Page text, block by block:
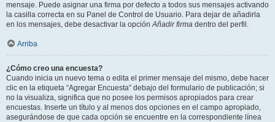
mensaje. Puede asignar una firma por defecto a todos sus mensajes activando
la casilla correcta en su Panel de Control de Usuario. Para dejar de añadirla
en los mensajes, debe desactivar la opciónAñadir firma dentro del perfil.
Arriba
¿Cómo creo una encuesta?
Cuando inicia un nuevo tema o edita el primer mensaje del mismo, debe hacer
clic en la etiqueta “Agregar Encuesta” debajo del formulario de publicación; si
no la visualiza, significa que no posee los permisos apropiados para crear
encuestas. Inserte un título y al menos dos opciones en el campo apropiado,
asegurándose de que cada opción se encuentre en la correspondiente línea